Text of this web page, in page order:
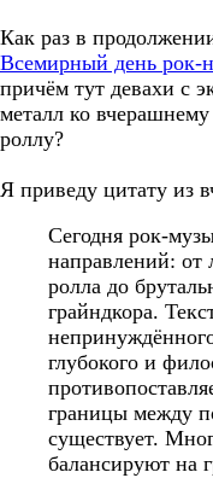
Как раз в
Всемирный день рок-
причём тут девахи с
металл ко
роллу?
Я приведу цитату из
Сегодня рок-
направлений: от
ролла до
грайндкора.
глубокого и
границы между
существует.
балансируют на